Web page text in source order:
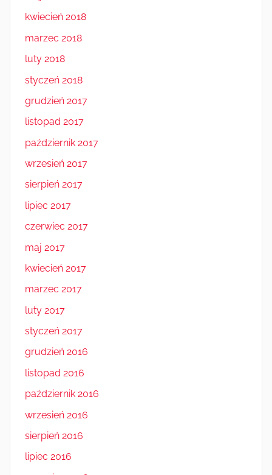
kwiecień 2018
marzec 2018
luty 2018
styczeń 2018
grudzień 2017
listopad 2017
październik 2017
wrzesień 2017
sierpień 2017
lipiec 2017
czerwiec 2017
maj 2017
kwiecień 2017
marzec 2017
luty 2017
styczeń 2017
grudzień 2016
listopad 2016
październik 2016
wrzesień 2016
sierpień 2016
lipiec 2016